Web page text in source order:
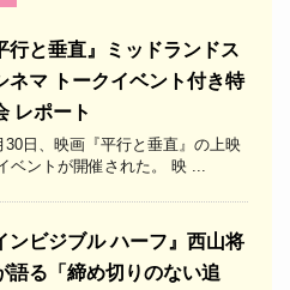
行と垂直』ミッドランドス
ネマ トークイベント付き特
レポート
30日、映画『平行と垂直』の上映
ベントが開催された。 映 ...
ンビジブル ハーフ』西山将
語る「締め切りのない追